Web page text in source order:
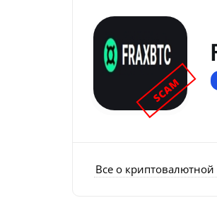
SCAM
Все о криптовалютной